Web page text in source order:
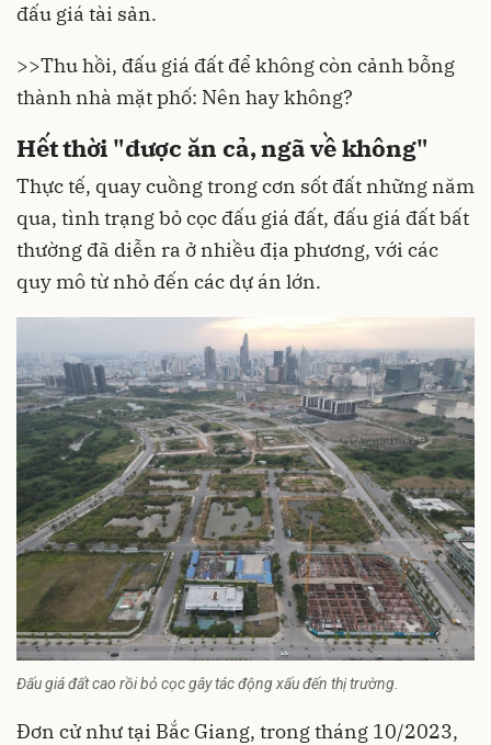
đấu giá tài sản.
>>Thu hồi, đấu giá đất để không còn cảnh bỗng
thành nhà mặt phố: Nên hay không?
Hết thời "được ăn cả, ngã về không"
Thực tế, quay cuồng trong cơn sốt đất những năm
qua, tình trạng bỏ cọc đấu giá đất, đấu giá đất bất
thường đã diễn ra ở nhiều địa phương, với các
quy mô từ nhỏ đến các dự án lớn.
Đấu giá đất cao rồi bỏ cọc gây tác động xấu đến thị trường.
Đơn cử như tại Bắc Giang, trong tháng 10/2023,